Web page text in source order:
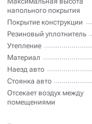
напольного покрытия
Покрытие конструкции
Резиновый уплотнитель
Утепление
Материал
Наезд авто
Стоянка авто
Отсекает воздух между
помещениями